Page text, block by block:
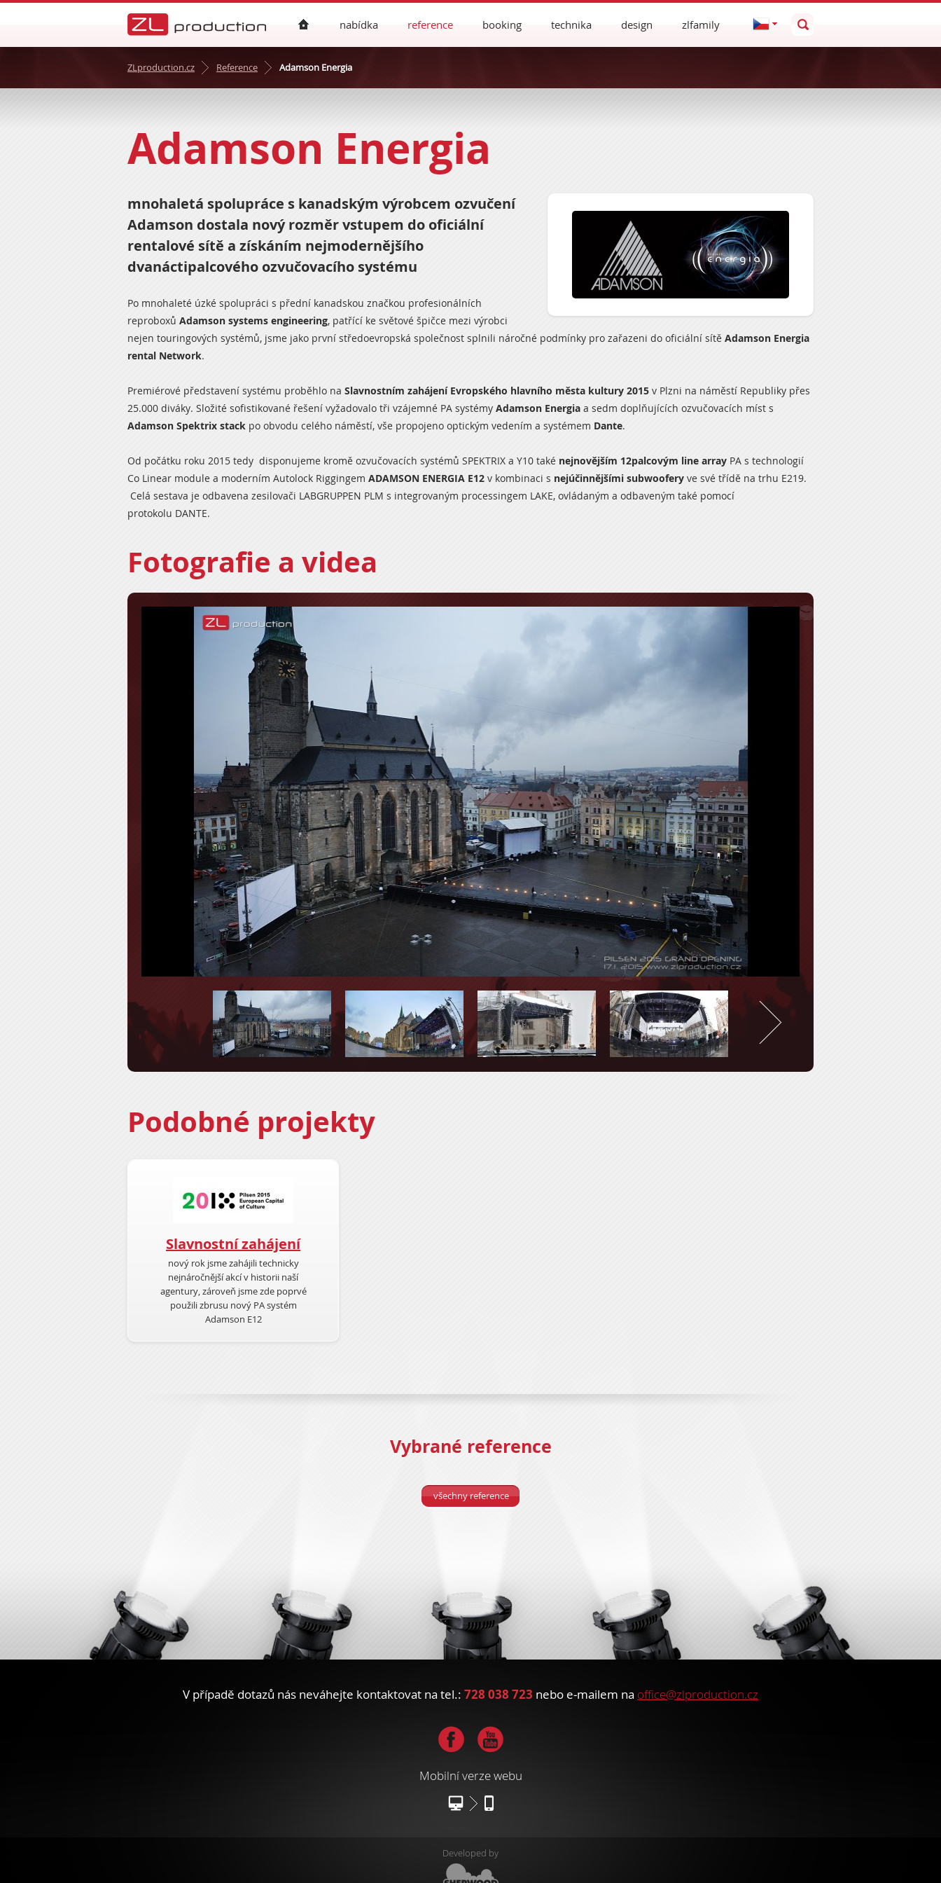
nabídka reference booking technika design zlfamily
ZLproduction.cz Reference Adamson Energia
Adamson Energia
mnohaletá spolupráce s kanadským výrobcem ozvučení
Adamson dostala nový rozměr vstupem do oficiální
rentalové sítě a získáním nejmodernějšího
dvanáctipalcového ozvučovacího systému
Po mnohaleté úzké spolupráci s přední kanadskou značkou profesionálních
reproboxů Adamson systems engineering, patřící ke světové špičce mezi výrobci
nejen touringových systémů, jsme jako první středoevropská společnost splnili náročné podmínky pro zařazeni do oficiální sítě Adamson Energia
rental Network.
Premiérové představení systému proběhlo na Slavnostním zahájení Evropského hlavního města kultury 2015 v Plzni na náměstí Republiky přes
25.000 diváky. Složité sofistikované řešení vyžadovalo tři vzájemné PA systémy Adamson Energia a sedm doplňujících ozvučovacích míst s
Adamson Spektrix stack po obvodu celého náměstí, vše propojeno optickým vedením a systémem Dante.
Od počátku roku 2015 tedy disponujeme kromě ozvučovacích systémů SPEKTRIX a Y10 také nejnovějším 12palcovým line array PA s technologií
Co Linear module a moderním Autolock Riggingem ADAMSON ENERGIA E12 v kombinaci s nejúčinnějšími subwoofery ve své třídě na trhu E219.
Celá sestava je odbavena zesilovači LABGRUPPEN PLM s integrovaným processingem LAKE, ovládaným a odbaveným také pomocí
protokolu DANTE.
Fotografie a videa
* * *
Podobné projekty
Slavnostní zahájení
nový rok jsme zahájili technicky
nejnáročnější akcí v historii naší
agentury, zároveň jsme zde poprvé
použili zbrusu nový PA systém
Adamson E12
Vybrané reference
všechny reference
V případě dotazů nás neváhejte kontaktovat na tel.: 728 038 723 nebo e-mailem na office@zlproduction.cz
Mobilní verze webu
Developed by